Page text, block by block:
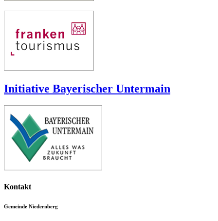
Initiative Bayerischer Untermain
Kontakt
Gemeinde Niedernberg